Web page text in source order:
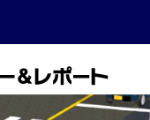
採用情報